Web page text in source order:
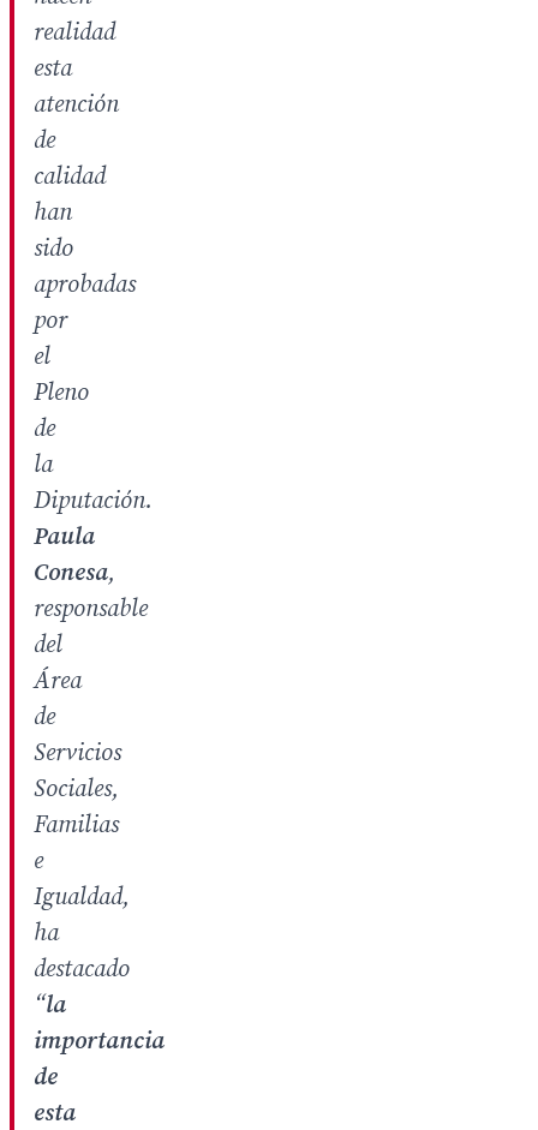
realidad
esta
atención
de
calidad
han
sido
aprobadas
por
el
Pleno
de
la
Diputación.
Paula
Conesa,
responsable
del
Área
de
Servicios
Sociales,
Familias
e
Igualdad,
ha
destacado
“la
importancia
de
esta